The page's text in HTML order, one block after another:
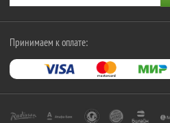
Принимаем к оплате: